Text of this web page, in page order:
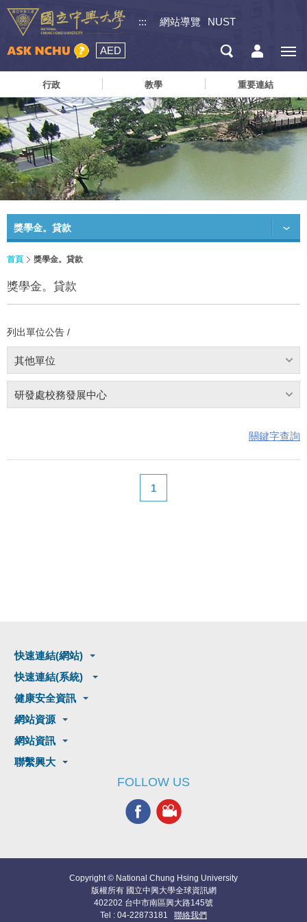
::: 網站導覽 NUST
AED
行政 教學 重要連結
獎學金。貸款
首頁 獎學金。貸款
獎學金。貸款
列出單位公告 /
其他單位
研發處校務發展中心
關鍵字查詢
1
快速連結(網站)
快速連結(系統)
健康安全資訊
網站資源
網站資訊
聯繫興大
FOLLOW US
Copyright © National Chung Hsing University
版權所有 國立中興大學全球資訊網
402202 台中市南區興大路145號
Tel : 04-22873181 聯絡我們